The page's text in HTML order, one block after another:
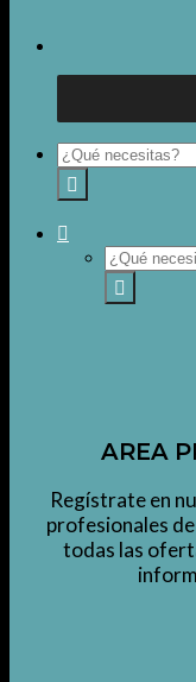
Buscar
por:
Buscar
por:
AREA
Regístrate en
profesionales
todas las